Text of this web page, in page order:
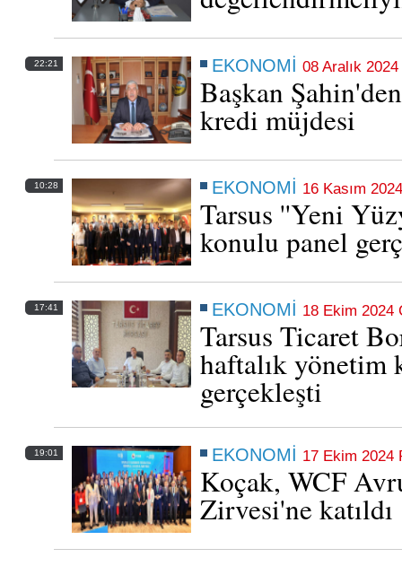
TARIM, TİCARET VE BÖLGESEL RİSKLER
MASAYA YATIRILDI
Tarsus Ticaret Borsası'nın Aralık Ayı Yönetim Kurulu Toplantısı,
Yönetim Kurulu Başkanı Mustafa Teke başkanlığında Borsa
toplantı salonunda gerçekleştirildi
07 Aralık 2025 Pazar 21:34
EKONOMİ 08 Aralık
Başkan
kredi müjdesi
22:21
EKONOMİ 16 Kasım
Tarsus ''Yeni
konulu panel
10:28
EKONOMİ 18 Ekim 2024
Tarsus Ticaret
haftalık yönetim
gerçekleşti
17:41
EKONOMİ 17 Ekim 2024
Koçak, WCF
Zirvesi'ne katıldı
19:01